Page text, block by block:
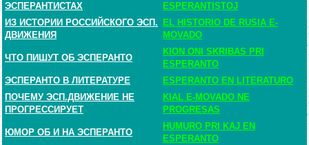
ЭСПЕРАНТИСТАХ
ESPERANTISTOJ
ИЗ ИСТОРИИ РОССИЙСКОГО ЭСП.
ДВИЖЕНИЯ
EL HISTORIO DE RUSIA E-
MOVADO
ЧТО ПИШУТ ОБ ЭСПЕРАНТО
KION ONI SKRIBAS PRI
ESPERANTO
ЭСПЕРАНТО В ЛИТЕРАТУРЕ
ESPERANTO EN LITERATURO
ПОЧЕМУ ЭСП.ДВИЖЕНИЕ НЕ
ПРОГРЕССИРУЕТ
KIAL E-MOVADO NE
PROGRESAS
ЮМОР ОБ И НА ЭСПЕРАНТО
HUMURO PRI KAJ EN
ESPERANTO